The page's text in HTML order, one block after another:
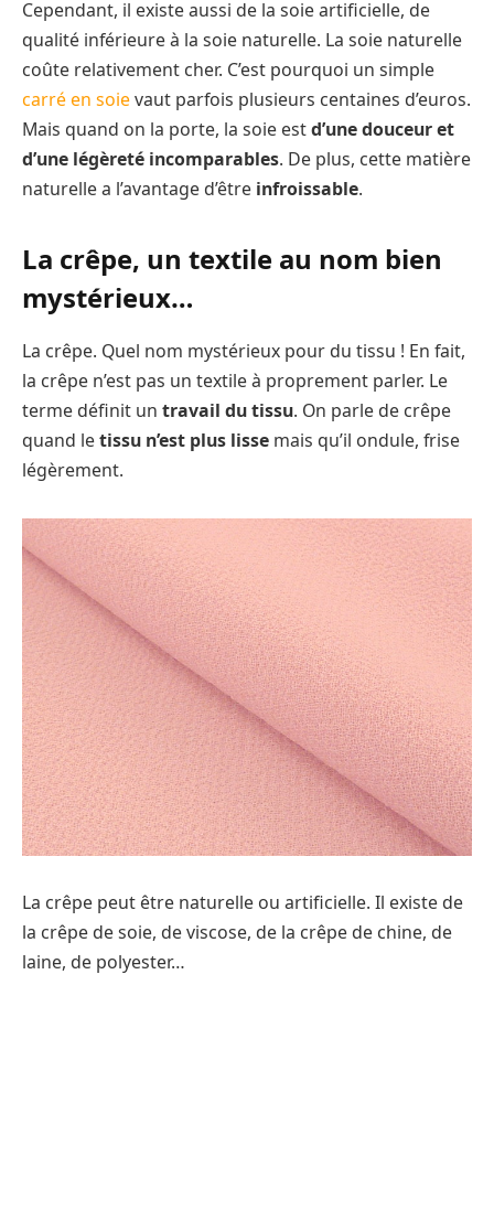
Cependant, il existe aussi de la soie artificielle, de
qualité inférieure à la soie naturelle. La soie naturelle
coûte relativement cher. C’est pourquoi un simple
carré en soievaut parfois plusieurs centaines d’euros.
Mais quand on la porte, la soie estd’une douceur et
d’une légèreté incomparables. De plus, cette matière
naturelle a l’avantage d’être infroissable.
La crêpe, un textile au nom bien
mystérieux…
La crêpe. Quel nom mystérieux pour du tissu ! En fait,
la crêpe n’est pas un textile à proprement parler. Le
terme définit un travail du tissu. On parle de crêpe
quand letissu n’est plus lisse mais qu’il ondule, frise
légèrement.
La crêpe peut être naturelle ou artificielle. Il existe de
la crêpe de soie, de viscose, de la crêpe de chine, de
laine, de polyester…